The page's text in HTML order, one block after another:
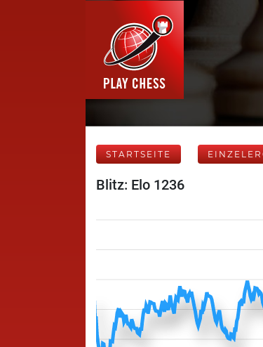
STARTSEITE
Blitz: Elo 1236